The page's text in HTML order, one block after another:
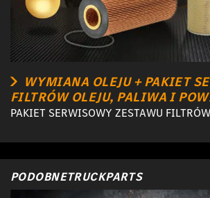
WYMIANA OLEJU + PAKIET
FILTRÓW OLEJU, PALIWA I
PAKIET SERWISOWY ZESTAWU
PODOBNETRUCKPARTS